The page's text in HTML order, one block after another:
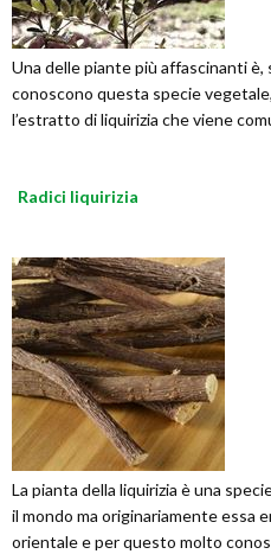
Una delle piante più affascinanti è,
conoscono questa specie
l’estratto di liquirizia che viene
Radici liquirizia
La pianta della liquirizia è una
il mondo ma originariamente essa
orientale e per questo molto